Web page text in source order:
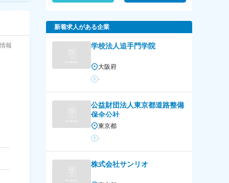
報
新着求人がある企業
学校法人追手門学院
大阪府
-
公益財団法人東京都道路整備
保全公社
東京都
-
株式会社サンリオ